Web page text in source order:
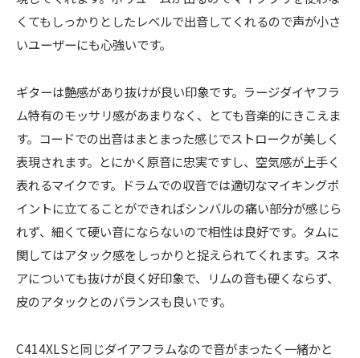
くてもしっかりとしたレベルで出音してくれるので声が小さ
いユーザーにも心強いです。
ギターは艶感があり抜けが良い印象です。ラージダイヤフラ
ム特有のモッサリ感があまりなく、とても音楽的にきこえま
す。コードでの出音はまとまった感じでストロークが美しく
表現されます。とにかく原音に忠実ですし、空気感が上手く
表れるマイクです。ドラムでの収音では適切なマイキングポ
イントに立てることができればシンバルの痛い部分が感じら
れず、細くて硬い音にならないので相性は良好です。タムに
関してはアタック感をしっかりと捉えられてくれます。スネ
アについても抜けが良く好印象で、リムの音も硬くならず、
皮のアタックとのバランスも良いです。
C414XLSと同じダイアフラムなので音がまったく一緒かと